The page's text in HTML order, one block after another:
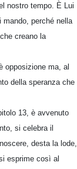
nostro tempo. È Lui
perché nella
creano la
opposizione ma, al
della speranza che
13, è avvenuto
si celebra il
desta la lode,
esprime così al